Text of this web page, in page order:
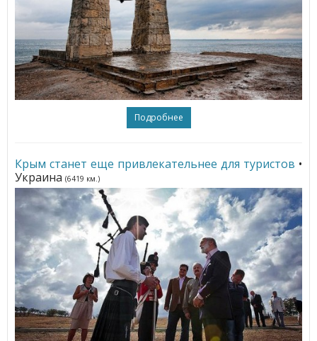
Подробнее
Крым станет еще привлекательнее для туристов •
Украина (6419 км.)